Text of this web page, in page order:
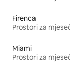
Firenca
Prostori za
Miami
Prostori za